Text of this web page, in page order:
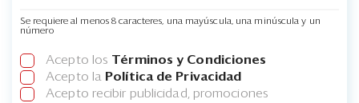
Se requiere al menos 8 caracteres, una mayúscula, una minúscula y un
número
Acepto los Términos y Condiciones
Acepto la Política de Privacidad
Acepto recibir publicidad, promociones